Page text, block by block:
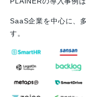
SaaS企業を中心に、
す。